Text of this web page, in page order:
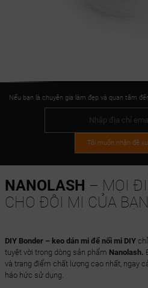
Nếu bạn là chuyên gia làm đẹp và quan tâm
Tôi muốn nhận đề
NANOLASH – MỌI
CHO ĐÔI MI CỦA BẠN
DIY Bonder – keo dán mi để nối mi DIYchỉ
tuyệt vời trong dòng sản phẩm Nanolash.
và trang điểm chất lượng cao nhất, ngay
háo hức sử dụng.